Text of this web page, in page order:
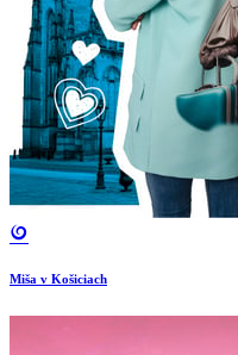
Miša v Košiciach